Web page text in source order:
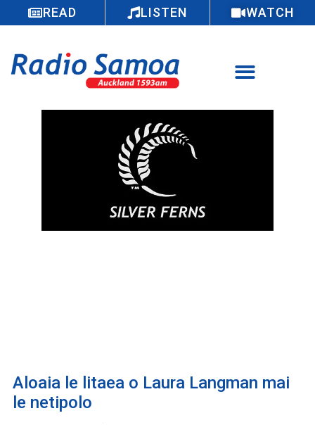
READ LISTEN WATCH
Aloaia le litaea o Laura Langman mai
le netipolo